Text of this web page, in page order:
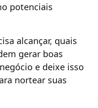
potenciais
alcançar, quais
gerar boas
e deixe isso
nortear suas